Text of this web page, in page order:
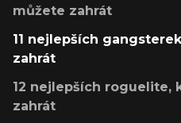
můžete zahrát
11 nejlepších
zahrát
12 nejlepších roguelite,
zahrát